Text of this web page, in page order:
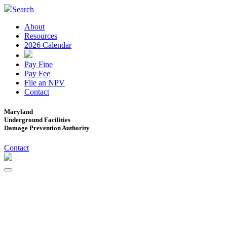
Search
About
Resources
2026 Calendar
Pay Fine
Pay Fee
File an NPV
Contact
Maryland
Underground Facilities
Damage Prevention Authority
Contact